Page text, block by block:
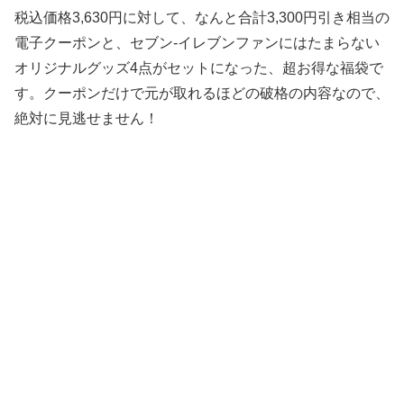
税込価格3,630円に対して、なんと合計3,300円引き相当の
電子クーポンと、セブン-イレブンファンにはたまらない
オリジナルグッズ4点がセットになった、超お得な福袋で
す。クーポンだけで元が取れるほどの破格の内容なので、
絶対に見逃せません！